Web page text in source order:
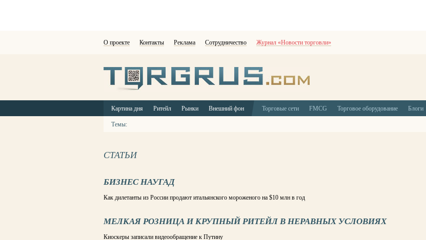
О проекте Контакты Реклама Сотрудничество Журнал «Новости торговли»
Картина дня Ритейл Рынки Внешний фон Торговые сети FMCG Торговое оборудование Блоги
Темы:
СТАТЬИ
БИЗНЕС НАУГАД
Как дилетанты из России продают итальянского мороженого на $10 млн в год
МЕЛКАЯ РОЗНИЦА И КРУПНЫЙ РИТЕЙЛ В НЕРАВНЫХ УСЛОВИЯХ
Киоскеры записали видеообращение к Путину